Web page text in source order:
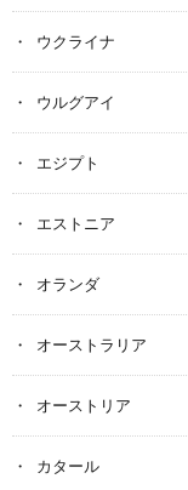
ウクライナ
ウルグアイ
エジプト
エストニア
オランダ
オーストラリア
オーストリア
カタール